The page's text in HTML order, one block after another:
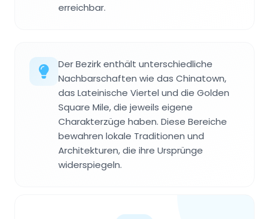
erreichbar.
Der Bezirk enthält unterschiedliche
Nachbarschaften wie das Chinatown,
das Lateinische Viertel und die Golden
Square Mile, die jeweils eigene
Charakterzüge haben. Diese Bereiche
bewahren lokale Traditionen und
Architekturen, die ihre Ursprünge
widerspiegeln.